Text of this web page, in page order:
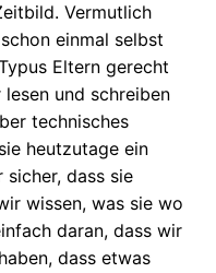
Vermutlich
einmal selbst
Eltern gerecht
und schreiben
technisches
heutzutage ein
dass sie
wissen, was sie wo
daran, dass wir
dass etwas